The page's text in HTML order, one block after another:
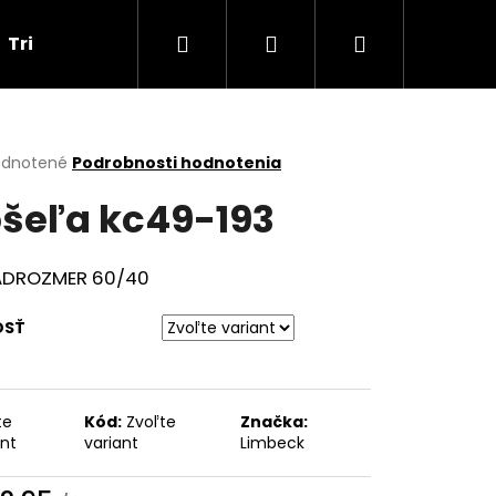
Tričká Darčekové poukážky
Hľadať PrihlásenieNákupný
Podrobnosti hodnotenia
kc49-193
60/40
Kód: Zvoľte
variant
Značka:
Limbeck
Nasledujúce